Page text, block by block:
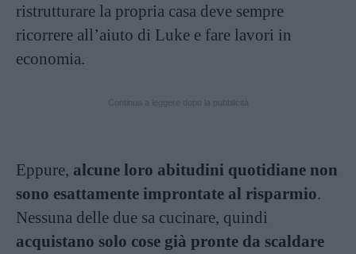
ristrutturare la propria casa deve sempre
ricorrere all’aiuto di Luke e fare lavori in
economia.
Eppure, alcune loro abitudini quotidiane non
sono esattamente improntate al risparmio.
Nessuna delle due sa cucinare, quindi
acquistano solo cose già pronte da scaldare